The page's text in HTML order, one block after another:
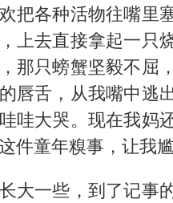
把各种活物往嘴里
上去直接拿起一只
那只螃蟹坚毅不屈
唇舌，从我嘴中逃
哇大哭。现在我妈
件童年糗事，让我尴
大一些，到了记事